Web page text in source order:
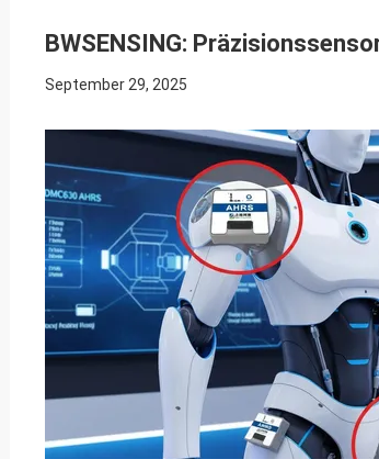
BWSENSING:
September 29, 2025